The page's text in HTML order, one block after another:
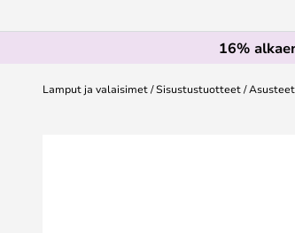
16%
Lamput ja valaisimet Sisustustuotteet Asusteet